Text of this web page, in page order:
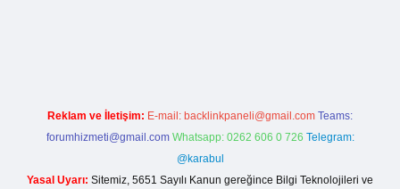
Reklam ve İletişim: E-mail: backlinkpaneli@gmail.com Teams:
forumhizmeti@gmail.com Whatsapp: 0262 606 0 726 Telegram:
@karabul
Yasal Uyarı: Sitemiz, 5651 Sayılı Kanun gereğince Bilgi Teknolojileri ve